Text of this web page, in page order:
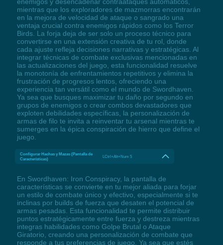
enemigos y desencadenar contraataques automáticos,
mientras que los exploradores de mazmorras encontrarán
en la mejora de velocidad de ataque o sangrado una
ventaja crucial contra enemigos rápidos como los Terror
Birds. La forja deja de ser solo un proceso técnico para
convertirse en una extensión creativa de tu rol, donde
cada ajuste refleja decisiones narrativas y estratégicas. Al
integrar técnicas de combate exclusivas mencionadas en
las actualizaciones del juego, esta funcionalidad resuelve
la monotonía de enfrentamientos repetitivos y elimina la
frustración de progresos lentos, ofreciendo una
experiencia tan versátil como el mundo de Swordhaven.
Ya sea que busques maximizar tu daño por segundo en
grupos de enemigos o crear combos devastadores que
exploten debilidades específicas, la personalización de
armas de filo te invita a reinventar tu arsenal mientras te
sumerges en la épica conspiración de hierro que define el
juego.
Configurar Hachas y Mazas (Pantalla de
Características)
LCtrl+Alt+Num 5
En Swordhaven: Iron Conspiracy, la pantalla de
características se convierte en tu mejor aliada para forjar
un estilo de combate único y efectivo, especialmente si te
inclinas por builds de fuerza que desaten el potencial de
armas pesadas. Esta funcionalidad te permite distribuir
puntos estratégicamente entre fuerza y destreza mientras
integras habilidades como Golpe Brutal o Ataque
Giratorio, creando una personalización de combate que
responde a tus preferencias de juego. Ya sea que estés